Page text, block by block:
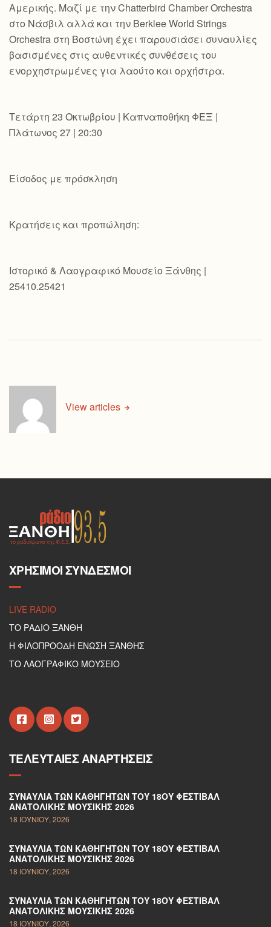
Αμερικής. Μαζί με την Chatterbird Chamber Orchestra
στο Νάσβιλ αλλά και την Berklee World Strings
Orchestra στη Βοστώνη έχει παρουσιάσει συναυλίες
βασισμένες στις αυθεντικές συνθέσεις του
ενορχηστρωμένες για λαούτο και ορχήστρα.
Τετάρτη 23 Οκτωβρίου | Καπναποθήκη ΦΕΞ |
Πλάτωνος 27 | 20:30
Είσοδος με πρόσκληση
Κρατήσεις και προπώληση:
Ιστορικό & Λαογραφικό Μουσείο Ξάνθης |
25410.25421
View articles
ΧΡΉΣΙΜΟΙ ΣΎΝΔΕΣΜΟΙ
LIVE RADIO
ΤΟ ΡΑΔΙΟ ΞΑΝΘΗ
Η ΦΙΛΟΠΡΟΟΔΗ ΕΝΩΣΗ ΞΑΝΘΗΣ
ΤΟ ΛΑΟΓΡΑΦΙΚΟ ΜΟΥΣΕΙΟ
ΤΕΛΕΥΤΑΊΕΣ ΑΝΑΡΤΉΣΕΙΣ
ΣΥΝΑΥΛΊΑ ΤΩΝ ΚΑΘΗΓΗΤΏΝ ΤΟΥ 18ΟΥ ΦΕΣΤΙΒΆΛ
ΑΝΑΤΟΛΙΚΉΣ ΜΟΥΣΙΚΉΣ 2026
18 ΙΟΥΝΊΟΥ, 2026
ΣΥΝΑΥΛΊΑ ΤΩΝ ΚΑΘΗΓΗΤΏΝ ΤΟΥ 18ΟΥ ΦΕΣΤΙΒΆΛ
ΑΝΑΤΟΛΙΚΉΣ ΜΟΥΣΙΚΉΣ 2026
18 ΙΟΥΝΊΟΥ, 2026
ΣΥΝΑΥΛΊΑ ΤΩΝ ΚΑΘΗΓΗΤΏΝ ΤΟΥ 18ΟΥ ΦΕΣΤΙΒΆΛ
ΑΝΑΤΟΛΙΚΉΣ ΜΟΥΣΙΚΉΣ 2026
18 ΙΟΥΝΊΟΥ, 2026